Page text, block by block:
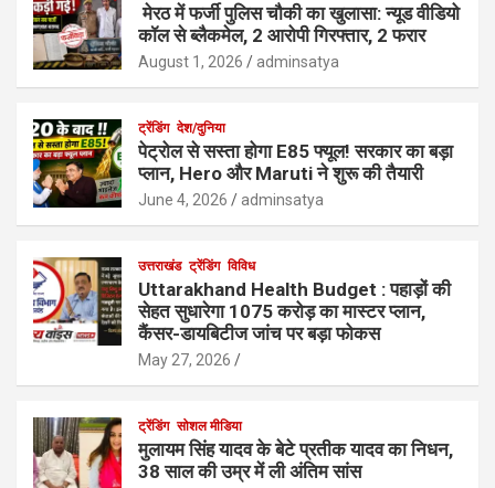
मेरठ में फर्जी पुलिस चौकी का खुलासा: न्यूड वीडियो
कॉल से ब्लैकमेल, 2 आरोपी गिरफ्तार, 2 फरार
August 1, 2026 adminsatya
ट्रेंडिंग देश/दुनिया
पेट्रोल से सस्ता होगा E85 फ्यूल! सरकार का बड़ा
प्लान, Hero और Maruti ने शुरू की तैयारी
June 4, 2026 adminsatya
उत्तराखंड ट्रेंडिंग विविध
Uttarakhand Health Budget : पहाड़ों की
सेहत सुधारेगा 1075 करोड़ का मास्टर प्लान,
कैंसर-डायबिटीज जांच पर बड़ा फोकस
May 27, 2026
ट्रेंडिंग सोशल मीडिया
मुलायम सिंह यादव के बेटे प्रतीक यादव का निधन,
38 साल की उम्र में ली अंतिम सांस